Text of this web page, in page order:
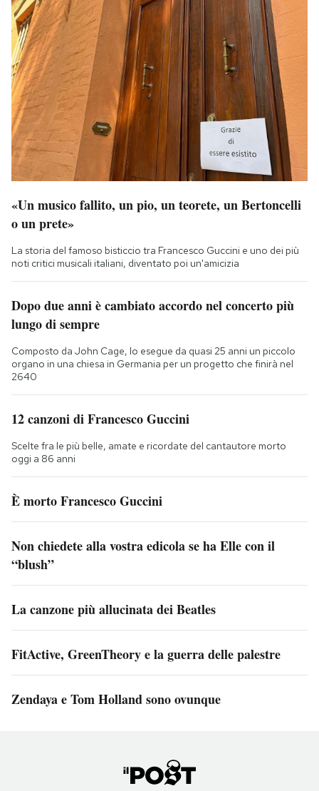
«Un musico fallito, un pio, un teorete, un Bertoncelli
o un prete»
La storia del famoso bisticcio tra Francesco Guccini e uno dei più
noti critici musicali italiani, diventato poi un'amicizia
Dopo due anni è cambiato accordo nel concerto più
lungo di sempre
Composto da John Cage, lo esegue da quasi 25 anni un piccolo
organo in una chiesa in Germania per un progetto che finirà nel
2640
12 canzoni di Francesco Guccini
Scelte fra le più belle, amate e ricordate del cantautore morto
oggi a 86 anni
È morto Francesco Guccini
Non chiedete alla vostra edicola se ha Elle con il
“blush”
La canzone più allucinata dei Beatles
FitActive, GreenTheory e la guerra delle palestre
Zendaya e Tom Holland sono ovunque